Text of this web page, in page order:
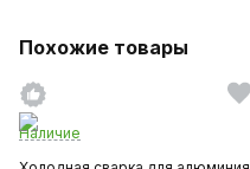
Похожие товары
Наличие